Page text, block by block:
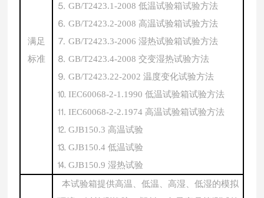
满足
标准
⒌ GB/T2423.1-2008低温试验箱试验方法
⒍ GB/T2423.2-2008 高温试验箱试验方法
⒎ GB/T2423.3-2006湿热试验箱试验方法
⒏ GB/T2423.4-2008交变湿热试验方法
⒐ GB/T2423.22-2002温度变化试验方法
⒑ IEC60068-2-1.1990低温试验箱试验方法
⒒ IEC60068-2-2.1974 高温试验箱试验方法
⒓ GJB150.3 高温试验
⒔ GJB150.4低温试验
⒕ GJB150.9湿热试验
本试验箱提供高温、低温、高湿、低湿的模拟